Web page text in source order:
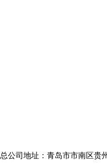
总公司地址：青岛市市南区贵